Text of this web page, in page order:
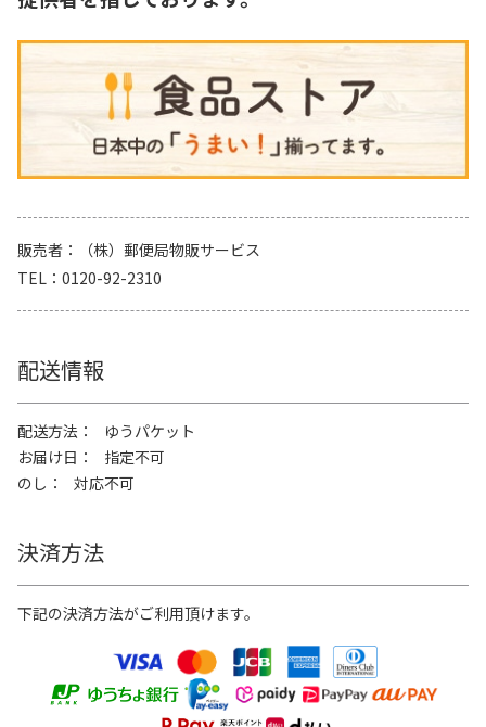
販売者
（株）郵便局物販サービス
TEL
0120-92-2310
配送情報
配送方法
ゆうパケット
お届け日
指定不可
のし
対応不可
決済方法
下記の決済方法がご利用頂けます。